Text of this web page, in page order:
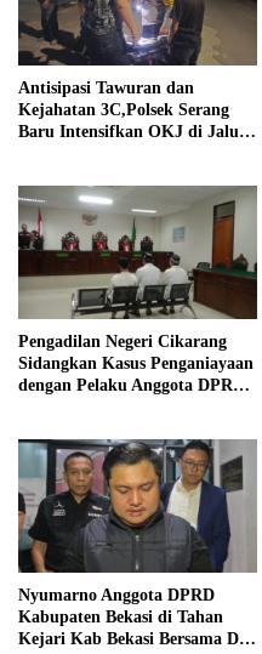
Antisipasi Tawuran dan
Kejahatan 3C,Polsek Serang
Baru Intensifkan OKJ di Jalur
Pengadilan Negeri Cikarang
Sidangkan Kasus Penganiayaan
dengan Pelaku Anggota DPRD
Nyumarno Anggota DPRD
Kabupaten Bekasi di Tahan
Kejari Kab Bekasi Bersama Dua